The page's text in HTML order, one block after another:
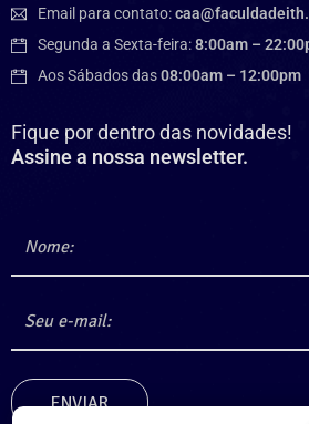
Email para contato:
Segunda a Sexta-feira:8:00am –
Aos Sábados das08:00am – 12:00pm
Fique por dentro das novidades!
Assine a nossa newsletter.